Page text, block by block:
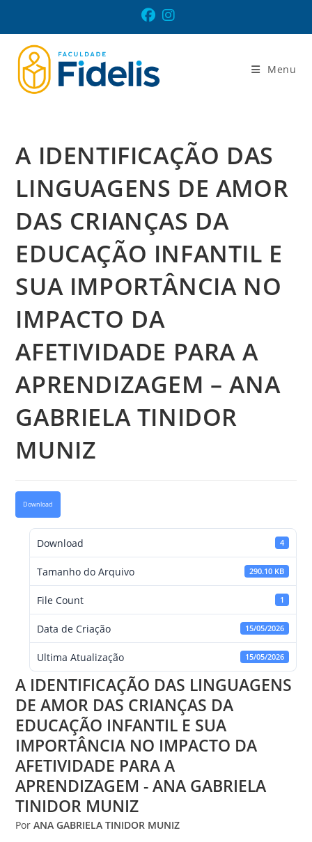
conteúdo
Menu
A IDENTIFICAÇÃO DAS
LINGUAGENS DE AMOR
DAS CRIANÇAS DA
EDUCAÇÃO INFANTIL E
SUA IMPORTÂNCIA NO
IMPACTO DA
AFETIVIDADE PARA A
APRENDIZAGEM – ANA
GABRIELA TINIDOR
MUNIZ
Download
Download 4
Tamanho do Arquivo 290.10 KB
File Count 1
Data de Criação 15/05/2026
Ultima Atualização 15/05/2026
A IDENTIFICAÇÃO DAS LINGUAGENS
DE AMOR DAS CRIANÇAS DA
EDUCAÇÃO INFANTIL E SUA
IMPORTÂNCIA NO IMPACTO DA
AFETIVIDADE PARA A
APRENDIZAGEM - ANA GABRIELA
TINIDOR MUNIZ
PorANA GABRIELA TINIDOR MUNIZ